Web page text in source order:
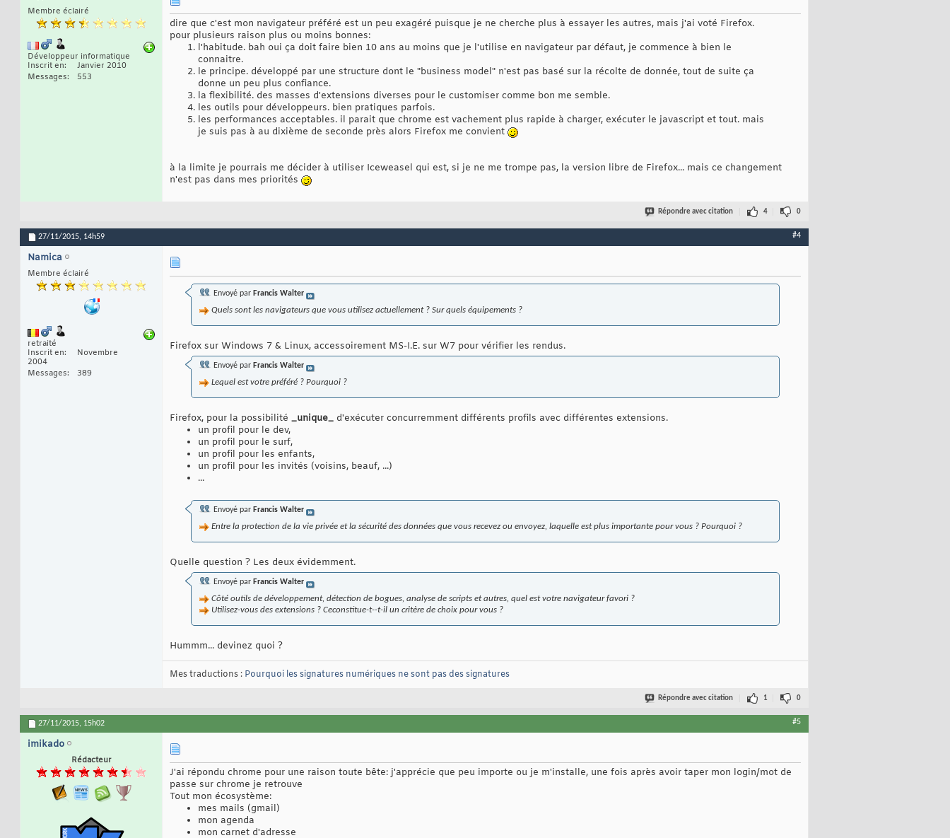
Membre éclairé
Développeur informatique
Inscrit en
Janvier 2010
Messages
553
dire que c'est mon navigateur préféré est un peu exagéré puisque je ne cherche plus à essayer les autres, mais j'ai voté Firefox.
pour plusieurs raison plus ou moins bonnes:
l'habitude. bah oui ça doit faire bien 10 ans au moins que je l'utilise en navigateur par défaut, je commence à bien le
connaitre.
le principe. développé par une structure dont le "business model" n'est pas basé sur la récolte de donnée, tout de suite ça
donne un peu plus confiance.
la flexibilité. des masses d'extensions diverses pour le customiser comme bon me semble.
les outils pour développeurs. bien pratiques parfois.
les performances acceptables. il parait que chrome est vachement plus rapide à charger, exécuter le javascript et tout. mais
je suis pas à au dixième de seconde près alors Firefox me convient
à la limite je pourrais me décider à utiliser Iceweasel qui est, si je ne me trompe pas, la version libre de Firefox... mais ce changement
n'est pas dans mes priorités
Répondre avec citation 4 0
27/11/2015, 14h59 #4
Namica
Membre éclairé
retraité
Inscrit en
Novembre
2004
Messages
389
Envoyé par Francis Walter
Quels sont les navigateurs que vous utilisez actuellement ? Sur quels équipements ?
Firefox sur Windows 7 & Linux, accessoirement MS-I.E. sur W7 pour vérifier les rendus.
Envoyé par Francis Walter
Lequel est votre préféré ? Pourquoi ?
Firefox, pour la possibilité _unique_ d'exécuter concurremment différents profils avec différentes extensions.
un profil pour le dev,
un profil pour le surf,
un profil pour les enfants,
un profil pour les invités (voisins, beauf, ...)
...
Envoyé par Francis Walter
Entre la protection de la vie privée et la sécurité des données que vous recevez ou envoyez, laquelle est plus importante pour vous ? Pourquoi ?
Quelle question ? Les deux évidemment.
Envoyé par Francis Walter
Côté outils de développement, détection de bogues, analyse de scripts et autres, quel est votre navigateur favori ?
Utilisez-vous des extensions ? Ceconstitue-t--t-il un critère de choix pour vous ?
Hummm... devinez quoi ?
Mes traductions : Pourquoi les signatures numériques ne sont pas des signatures
Répondre avec citation 1 0
27/11/2015, 15h02 #5
imikado
Rédacteur
J'ai répondu chrome pour une raison toute bête: j'apprécie que peu importe ou je m'installe, une fois après avoir taper mon login/mot de
passe sur chrome je retrouve
Tout mon écosystème:
mes mails (gmail)
mon agenda
mon carnet d'adresse